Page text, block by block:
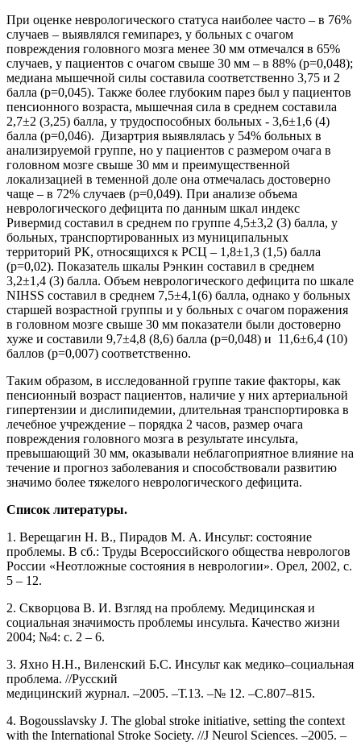
При оценке неврологического статуса наиболее часто – в 76%
случаев – выявлялся гемипарез, у больных с очагом
повреждения головного мозга менее 30 мм отмечался в 65%
случаев, у пациентов с очагом свыше 30 мм – в 88% (р=0,048);
медиана мышечной силы составила соответственно 3,75 и 2
балла (р=0,045). Также более глубоким парез был у пациентов
пенсионного возраста, мышечная сила в среднем составила
2,7±2 (3,25) балла, у трудоспособных больных - 3,6±1,6 (4)
балла (р=0,046). Дизартрия выявлялась у 54% больных в
анализируемой группе, но у пациентов с размером очага в
головном мозге свыше 30 мм и преимущественной
локализацией в теменной доле она отмечалась достоверно
чаще – в 72% случаев (р=0,049). При анализе объема
неврологического дефицита по данным шкал индекс
Ривермид составил в среднем по группе 4,5±3,2 (3) балла, у
больных, транспортированных из муниципальных
территорий РК, относящихся к РСЦ – 1,8±1,3 (1,5) балла
(р=0,02). Показатель шкалы Рэнкин составил в среднем
3,2±1,4 (3) балла. Объем неврологического дефицита по шкале
NIHSS составил в среднем 7,5±4,1(6) балла, однако у больных
старшей возрастной группы и у больных с очагом поражения
в головном мозге свыше 30 мм показатели были достоверно
хуже и составили 9,7±4,8 (8,6) балла (р=0,048) и 11,6±6,4 (10)
баллов (р=0,007) соответственно.
Таким образом, в исследованной группе такие факторы, как
пенсионный возраст пациентов, наличие у них артериальной
гипертензии и дислипидемии, длительная транспортировка в
лечебное учреждение – порядка 2 часов, размер очага
повреждения головного мозга в результате инсульта,
превышающий 30 мм, оказывали неблагоприятное влияние на
течение и прогноз заболевания и способствовали развитию
значимо более тяжелого неврологического дефицита.
Список литературы.
1. Верещагин Н. В., Пирадов М. А. Инсульт: состояние
проблемы. В сб.: Труды Всероссийского общества неврологов
России «Неотложные состояния в неврологии». Орел, 2002, с.
5 – 12.
2. Скворцова В. И. Взгляд на проблему. Медицинская и
социальная значимость проблемы инсульта. Качество жизни
2004; №4: с. 2 – 6.
3. Яхно Н.Н., Виленский Б.С. Инсульт как медико–социальная
проблема. //Русский
медицинский журнал. –2005. –Т.13. –№ 12. –С.807–815.
4. Bogousslavsky J. The global stroke initiative, setting the context
with the International Stroke Society. //J Neurol Sciences. –2005. –